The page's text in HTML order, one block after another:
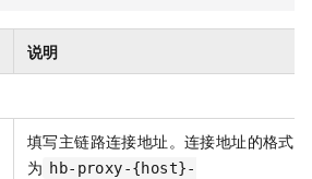
说明
填写主链路连接地址。连接地址的格式
为 hb-proxy-{host}-